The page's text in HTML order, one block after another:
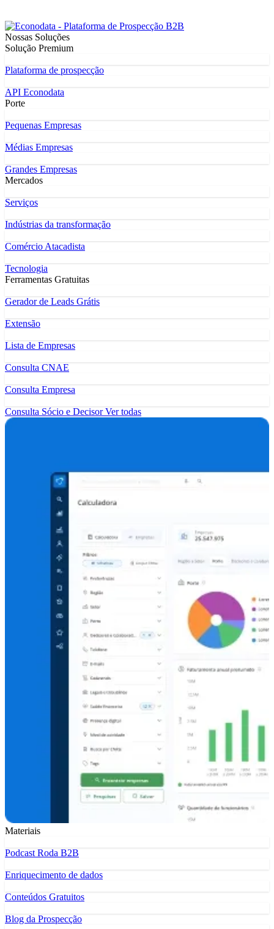
Nossas Soluções
Solução Premium
Plataforma de prospecção
API Econodata
Porte
Pequenas Empresas
Médias Empresas
Grandes Empresas
Mercados
Serviços
Indústrias da transformação
Comércio Atacadista
Tecnologia
Ferramentas Gratuitas
Gerador de Leads Grátis
Extensão
Lista de Empresas
Consulta CNAE
Consulta Empresa
Consulta Sócio e DecisorVer todas
Materiais
Podcast Roda B2B
Enriquecimento de dados
Conteúdos Gratuitos
Blog da Prospecção